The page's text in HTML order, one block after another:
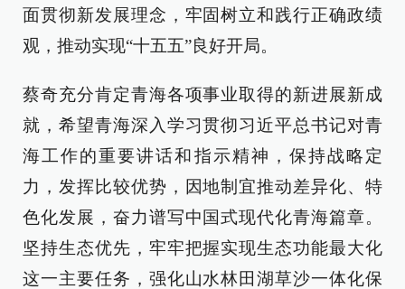
面贯彻新发展理念，牢固树立和践行正确政绩
观，推动实现“十五五”良好开局。
蔡奇充分肯定青海各项事业取得的新进展新成
就，希望青海深入学习贯彻习近平总书记对青
海工作的重要讲话和指示精神，保持战略定
力，发挥比较优势，因地制宜推动差异化、特
色化发展，奋力谱写中国式现代化青海篇章。
坚持生态优先，牢牢把握实现生态功能最大化
这一主要任务，强化山水林田湖草沙一体化保